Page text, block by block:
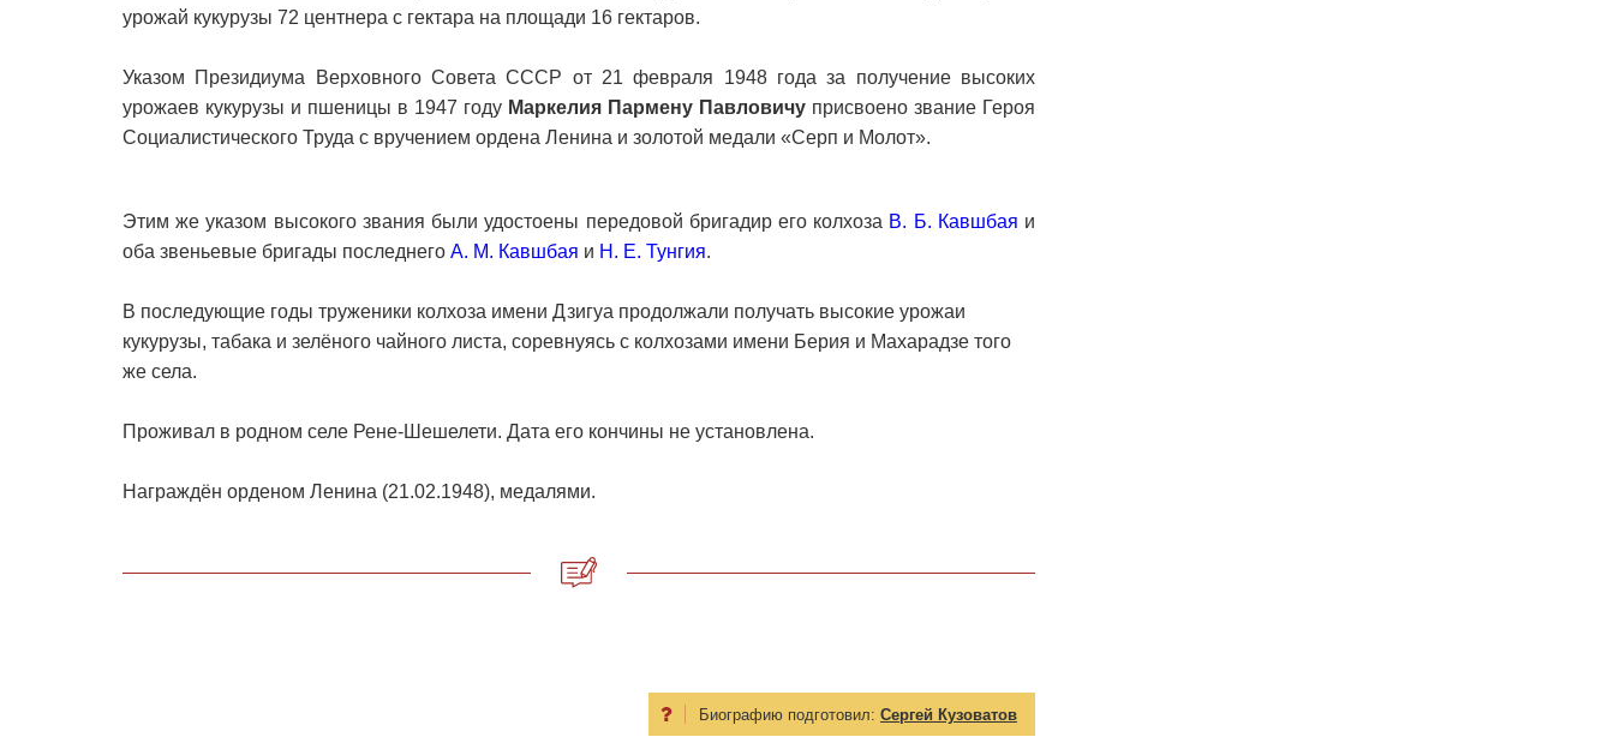
урожай кукурузы 72 центнера с гектара на площади 16 гектаров.
Указом Президиума Верховного Совета СССР от 21 февраля 1948 года за получение высоких
урожаев кукурузы и пшеницы в 1947 году Маркелия Пармену Павловичу присвоено звание Героя
Социалистического Труда с вручением ордена Ленина и золотой медали «Серп и Молот».
Этим же указом высокого звания были удостоены передовой бригадир его колхоза В. Б. Кавшбая и
оба звеньевые бригады последнего А. М. Кавшбая и Н. Е. Тунгия.
В последующие годы труженики колхоза имени Дзигуа продолжали получать высокие урожаи
кукурузы, табака и зелёного чайного листа, соревнуясь с колхозами имени Берия и Махарадзе того
же села.
Проживал в родном селе Рене-Шешелети. Дата его кончины не установлена.
Награждён орденом Ленина (21.02.1948), медалями.
Биографию подготовил: Сергей Кузоватов